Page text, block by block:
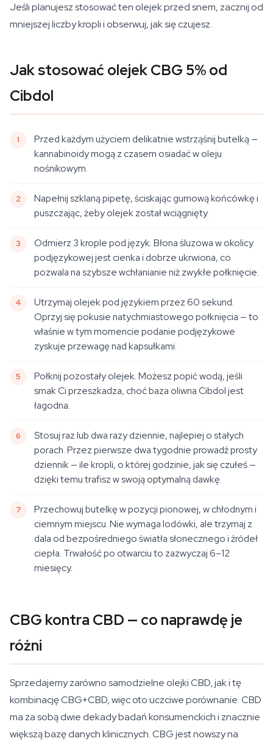
Jeśli planujesz stosować ten olejek przed snem, zacznij od
mniejszej liczby kropli i obserwuj, jak się czujesz.
Jak stosować olejek CBG 5% od
Cibdol
Przed każdym użyciem delikatnie wstrząśnij butelką —
kannabinoidy mogą z czasem osiadać w oleju
nośnikowym.
Napełnij szklaną pipetę, ściskając gumową końcówkę i
puszczając, żeby olejek został wciągnięty.
Odmierz 3 krople pod język. Błona śluzowa w okolicy
podjęzykowej jest cienka i dobrze ukrwiona, co
pozwala na szybsze wchłanianie niż zwykłe połknięcie.
Utrzymaj olejek pod językiem przez 60 sekund.
Oprzyj się pokusie natychmiastowego połknięcia — to
właśnie w tym momencie podanie podjęzykowe
zyskuje przewagę nad kapsułkami.
Połknij pozostały olejek. Możesz popić wodą, jeśli
smak Ci przeszkadza, choć baza oliwna Cibdol jest
łagodna.
Stosuj raz lub dwa razy dziennie, najlepiej o stałych
porach. Przez pierwsze dwa tygodnie prowadź prosty
dziennik — ile kropli, o której godzinie, jak się czułeś —
dzięki temu trafisz w swoją optymalną dawkę.
Przechowuj butelkę w pozycji pionowej, w chłodnym i
ciemnym miejscu. Nie wymaga lodówki, ale trzymaj z
dala od bezpośredniego światła słonecznego i źródeł
ciepła. Trwałość po otwarciu to zazwyczaj 6–12
miesięcy.
CBG kontra CBD — co naprawdę je
różni
Sprzedajemy zarówno samodzielne olejki CBD, jak i tę
kombinację CBG+CBD, więc oto uczciwe porównanie. CBD
ma za sobą dwie dekady badań konsumenckich i znacznie
większą bazę danych klinicznych. CBG jest nowszy na